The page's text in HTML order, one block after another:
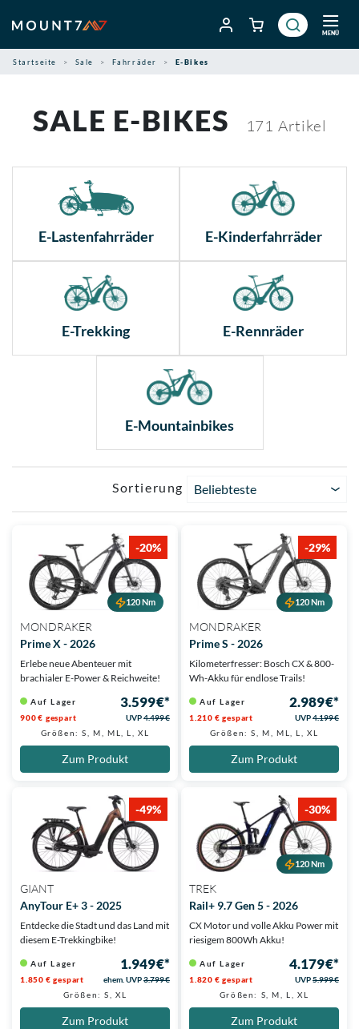
Inhalt
springen
MENÜ
Startseite Sale Fahrräder E-Bikes
SALE E-BIKES 171 Artikel
E-Lastenfahrräder E-Kinderfahrräder
E-Trekking E-Rennräder
E-Mountainbikes
Sortierung Beliebteste
-20%
120 Nm
MONDRAKER
Prime X - 2026
Erlebe neue Abenteuer mit
brachialer E-Power & Reichweite!
Auf Lager 3.599 €*
900 € gespart UVP4.499 €
Größen: S, M, ML, L, XL
Zum Produkt
-29%
120 Nm
MONDRAKER
Prime S - 2026
Kilometerfresser: Bosch CX & 800-
Wh-Akku für endlose Trails!
Auf Lager 2.989 €*
1.210 € gespart UVP4.199 €
Größen: S, M, ML, L, XL
Zum Produkt
-49%
GIANT
AnyTour E+ 3 - 2025
Entdecke die Stadt und das Land mit
diesem E-Trekkingbike!
Auf Lager 1.949 €*
1.850 € gespart ehem. UVP3.799 €
Größen: S, XL
Zum Produkt
-30%
120 Nm
TREK
Rail+ 9.7 Gen 5 - 2026
CX Motor und volle Akku Power mit
riesigem 800Wh Akku!
Auf Lager 4.179 €*
1.820 € gespart UVP5.999 €
Größen: S, M, L, XL
Zum Produkt